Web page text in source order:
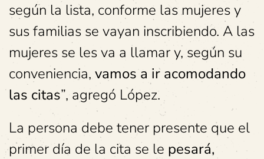
según la lista, conforme las mujeres y
sus familias se vayan inscribiendo. A las
mujeres se les va a llamar y, según su
conveniencia, vamos a ir acomodando
las citas”, agregó López.
La persona debe tener presente que el
primer día de la cita se le pesará,